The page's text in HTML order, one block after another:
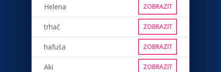
Helena ZOBRAZIT
trhač ZOBRAZIT
hafuša ZOBRAZIT
Aki ZOBRAZIT